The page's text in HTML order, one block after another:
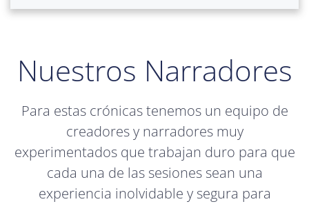
Nuestros Narradores
Para estas crónicas tenemos un equipo de
creadores y narradores muy
experimentados que trabajan duro para que
cada una de las sesiones sean una
experiencia inolvidable y segura para